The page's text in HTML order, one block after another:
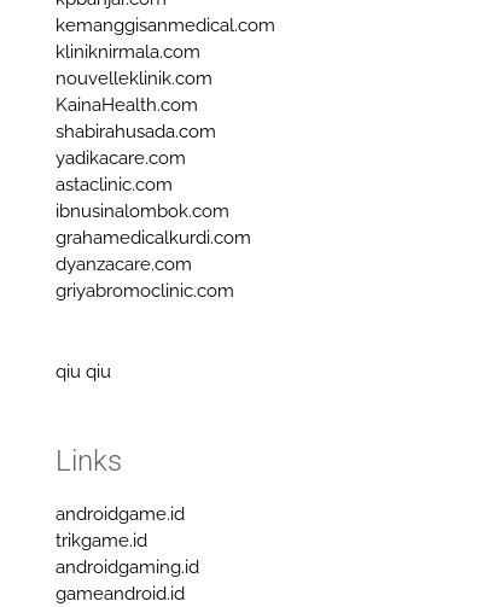
kemanggisanmedical.com
kliniknirmala.com
nouvelleklinik.com
KainaHealth.com
shabirahusada.com
yadikacare.com
astaclinic.com
ibnusinalombok.com
grahamedicalkurdi.com
dyanzacare.com
griyabromoclinic.com
qiu qiu
Links
androidgame.id
trikgame.id
androidgaming.id
gameandroid.id